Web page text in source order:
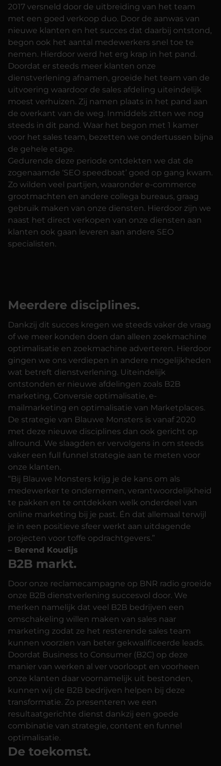
2017 versneld door de uitbreiding van het team
met een goed verkoop duo. Door de aanwas van
nieuwe klanten en het succes dat daarbij ontstond,
begon ook het aantal medewerkers snel toe te
nemen. Hierdoor werd het erg krap in het pand.
Doordat er steeds meer klanten onze
dienstverlening afnamen, groeide het team van de
uitvoering waardoor de sales afdeling uiteindelijk
moest verhuizen. Zij namen plaats in het pand aan
de overkant van de weg. Inmiddels zitten we nog
steeds in dit pand. Waar het begon met 1 kamer
voor het sales team, bezetten we ondertussen bijna
de gehele etage.
Gedurende deze periode ontdekten we dat de
zogenaamde ‘SEO speedboat’ goed op gang kwam.
Zo wilden veel partijen, waaronder e-commerce
grootmachten en andere collega bureaus, graag
gebruik maken van onze diensten. Hierdoor zijn we
naast het direct verkopen van onze diensten aan
klanten ook gaan leveren aan andere SEO
specialisten.
Meerdere disciplines.
Dankzij dit succes kregen we steeds vaker de vraag
of we meer konden doen dan alleen zoekmachine
optimalisatie en zoekmachine adverteren. Hierdoor
gingen we ons verdiepen in andere mogelijkheden
wat betreft dienstverlening. Uiteindelijk
ontstonden er nieuwe afdelingen zoals B2B
marketing, Conversie optimalisatie, e-
mailmarketing en optimalisatie van Marketplaces.
De strategie van Blauwe Monsters is vanaf 2020
met deze nieuwe disciplines dan ook gericht op
allround. We slaagden er vervolgens in om steeds
vaker een full funnel strategie aan te meten voor
onze klanten.
“Bij Blauwe Monsters krijg je de kans om als
medewerker te ondernemen, verantwoordelijkheid
te pakken en te ontdekken welk onderdeel van
online marketing bij je past. Én dat allemaal terwijl
je in een positieve sfeer werkt aan uitdagende
projecten voor toffe opdrachtgevers.”
– Berend Koudijs
B2B markt.
Door onze reclamecampagne op BNR radio groeide
onze B2B dienstverlening succesvol door. We
merken namelijk dat veel B2B bedrijven een
omschakeling willen maken van sales naar
marketing zodat ze het resterende sales team
kunnen voorzien van beter gekwalificeerde leads.
Doordat Business to Consumer (B2C) op deze
manier van werken al ver voorloopt en voorheen
onze klanten daar voornamelijk uit bestonden,
kunnen wij de B2B bedrijven helpen bij deze
transformatie. Zo presenteren we een
resultaatgerichte dienst dankzij een goede
combinatie van strategie, content en funnel
optimalisatie.
De toekomst.